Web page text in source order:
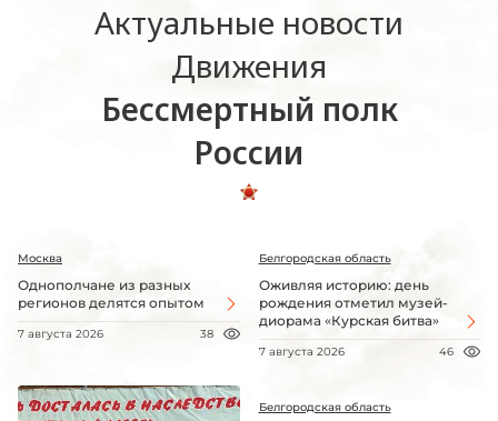
Актуальные новости
Движения
Бессмертный полк
России
Москва
Однополчане из разных
регионов делятся опытом
7 августа 2026 38
Белгородская область
Оживляя историю: день
рождения отметил музей-
диорама «Курская битва»
7 августа 2026 46
Белгородская область